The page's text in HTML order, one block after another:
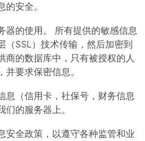
安全。
器的使用。 所有提供的敏感信息
（SSL）技术传输，然后加密到
商的数据库中，只有被授权的人
要求保密信息。
息（信用卡，社保号，财务信息
的服务器上。
安全政策，以遵守各种监管和业